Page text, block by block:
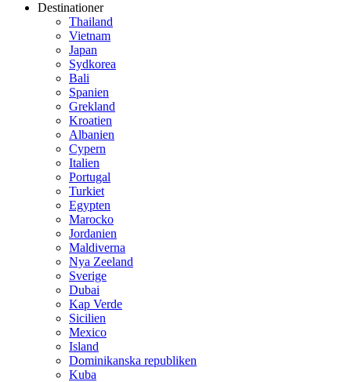
Destinationer
Thailand
Vietnam
Japan
Sydkorea
Bali
Spanien
Grekland
Kroatien
Albanien
Cypern
Italien
Portugal
Turkiet
Egypten
Marocko
Jordanien
Maldiverna
Nya Zeeland
Sverige
Dubai
Kap Verde
Sicilien
Mexico
Island
Dominikanska republiken
Kuba